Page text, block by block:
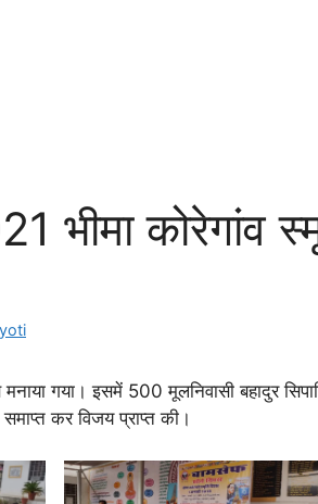
भीमा कोरेगांव
मनाया गया। इसमें 500 मूलनिवासी बहादुर
कर विजय प्राप्त की।